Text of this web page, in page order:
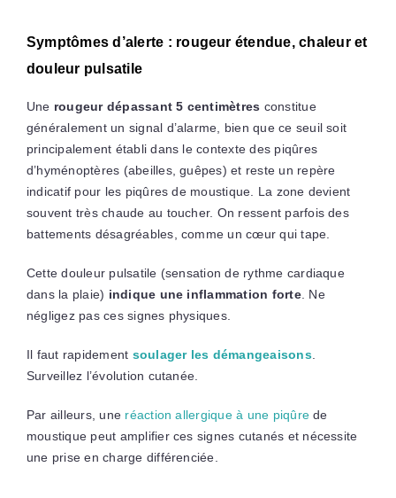
Symptômes d’alerte : rougeur étendue, chaleur et
douleur pulsatile
Une rougeur dépassant 5 centimètres constitue
généralement un signal d’alarme, bien que ce seuil soit
principalement établi dans le contexte des piqûres
d’hyménoptères (abeilles, guêpes) et reste un repère
indicatif pour les piqûres de moustique. La zone devient
souvent très chaude au toucher. On ressent parfois des
battements désagréables, comme un cœur qui tape.
Cette douleur pulsatile (sensation de rythme cardiaque
dans la plaie) indique une inflammation forte. Ne
négligez pas ces signes physiques.
Il faut rapidement soulager les démangeaisons.
Surveillez l’évolution cutanée.
Par ailleurs, une réaction allergique à une piqûre de
moustique peut amplifier ces signes cutanés et nécessite
une prise en charge différenciée.